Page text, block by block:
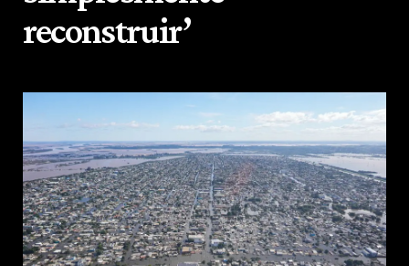
reconstruir’